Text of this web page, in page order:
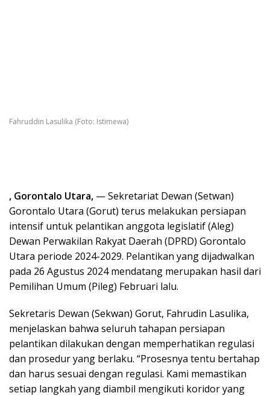
Fahruddin Lasulika (Foto: Istimewa)
, Gorontalo Utara, — Sekretariat Dewan (Setwan)
Gorontalo Utara (Gorut) terus melakukan persiapan
intensif untuk pelantikan anggota legislatif (Aleg)
Dewan Perwakilan Rakyat Daerah (DPRD) Gorontalo
Utara periode 2024-2029. Pelantikan yang dijadwalkan
pada 26 Agustus 2024 mendatang merupakan hasil dari
Pemilihan Umum (Pileg) Februari lalu.
Sekretaris Dewan (Sekwan) Gorut, Fahrudin Lasulika,
menjelaskan bahwa seluruh tahapan persiapan
pelantikan dilakukan dengan memperhatikan regulasi
dan prosedur yang berlaku. “Prosesnya tentu bertahap
dan harus sesuai dengan regulasi. Kami memastikan
setiap langkah yang diambil mengikuti koridor yang